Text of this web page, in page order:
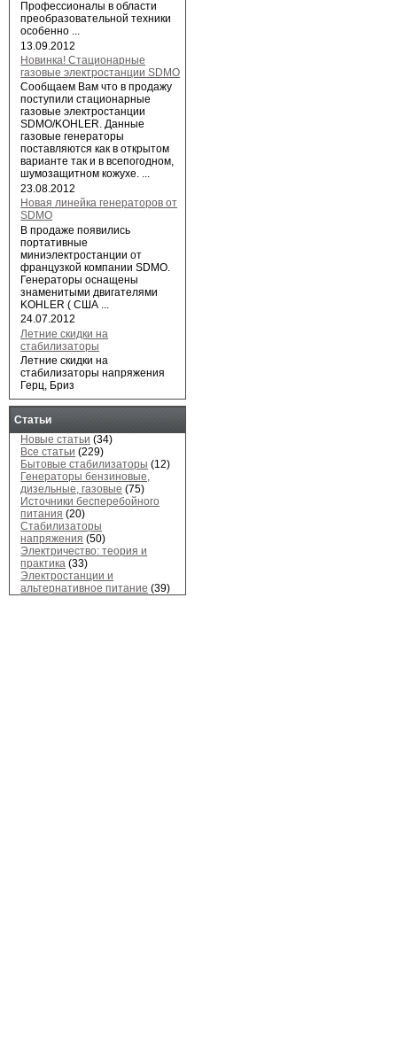
Профессионалы в области
преобразовательной техники
особенно ...
13.09.2012
Новинка! Стационарные
газовые электростанции SDMO
Сообщаем Вам что в продажу
поступили стационарные
газовые электростанции
SDMO/KOHLER. Данные
газовые генераторы
поставляются как в открытом
варианте так и в всепогодном,
шумозащитном кожухе. ...
23.08.2012
Новая линейка генераторов от
SDMO
В продаже появились
портативные
миниэлектростанции от
французкой компании SDMO.
Генераторы оснащены
знаменитыми двигателями
KOHLER ( США ...
24.07.2012
Летние скидки на
стабилизаторы
Летние скидки на
стабилизаторы напряжения
Герц, Бриз
Статьи
Новые статьи (34)
Все статьи (229)
Бытовые стабилизаторы (12)
Генераторы бензиновые,
дизельные, газовые (75)
Источники бесперебойного
питания (20)
Стабилизаторы
напряжения (50)
Электричество: теория и
практика (33)
Электростанции и
альтернативное питание (39)